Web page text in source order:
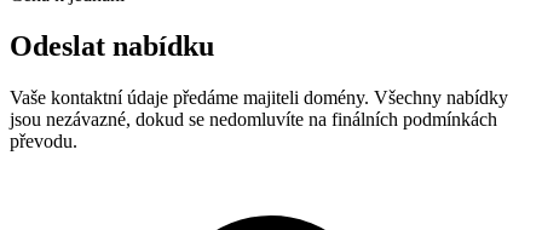
Odeslat nabídku
Vaše kontaktní údaje předáme majiteli domény. Všechny nabídky
jsou nezávazné, dokud se nedomluvíte na finálních podmínkách
převodu.